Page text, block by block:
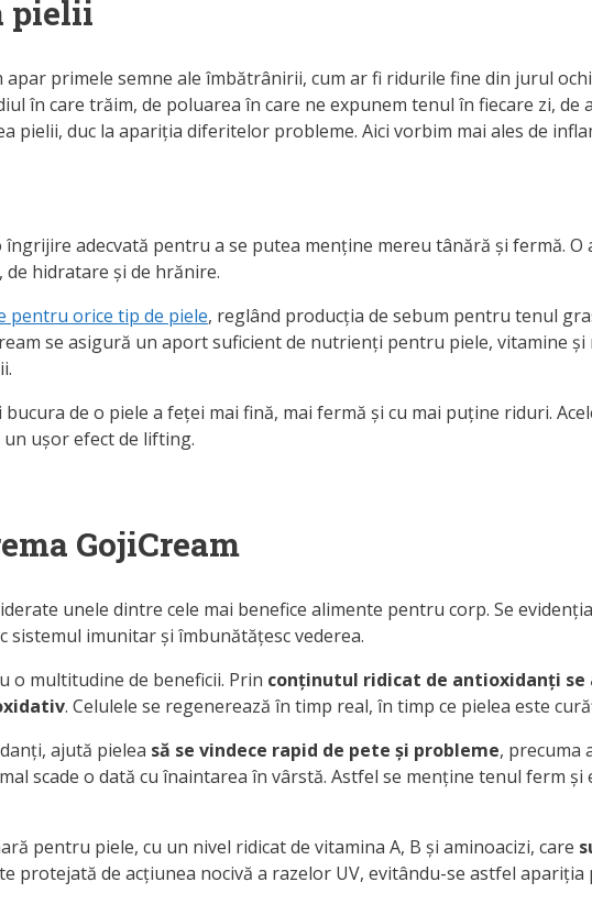
pielii
apar primele semne ale îmbătrânirii, cum ar fi ridurile fine din jurul
în care trăim, de poluarea în care ne expunem tenul în fiecare zi, de
pielii, duc la apariția diferitelor probleme. Aici vorbim mai ales de
adecvată pentru a se putea menține mereu tânără și fermă.
hidratare și de hrănire.
pentru orice tip de piele, reglând producția de sebum pentru tenul
se asigură un aport suficient de nutrienți pentru piele, vitamine
de o piele a feței mai fină, mai fermă și cu mai puține riduri.
ușor efect de lifting.
GojiCream
unele dintre cele mai benefice alimente pentru corp. Se
imunitar și îmbunătățesc vederea.
o multitudine de beneficii. Prin conținutul ridicat de antioxidanți
. Celulele se regenerează în timp real, în timp ce pielea este
ajută pielea să se vindece rapid de pete și probleme, precuma
scade o dată cu înaintarea în vârstă. Astfel se menține tenul ferm
pentru piele, cu un nivel ridicat de vitamina A, B și aminoacizi, care
protejată de acțiunea nocivă a razelor UV, evitându-se astfel